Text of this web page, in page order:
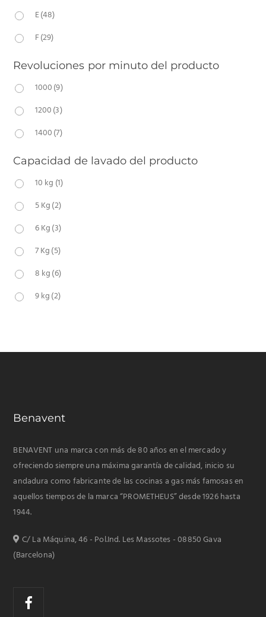
E(48)
F(29)
Revoluciones por minuto del producto
1000(9)
1200(3)
1400(7)
Capacidad de lavado del producto
10 kg (1)
5 Kg(2)
6 Kg(3)
7 Kg(5)
8 kg(6)
9 kg(2)
Benavent
BENAVENT una marca con más de 80 años en el mercado y
ofreciendo siempre una máxima garantía de calidad, inicio su
andadura como fabricante de las cocinas a gas más famosas en
aquellos tiempos de la marca “PROMETHEUS” desde 1926 hasta
1944.
C/ La Máquina, 46 - Pol.Ind. Les Massotes - 08850 Gava
(Barcelona)